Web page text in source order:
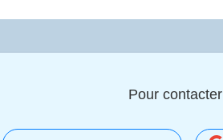
Pour contacter